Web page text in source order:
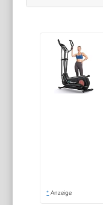
* Anzeige